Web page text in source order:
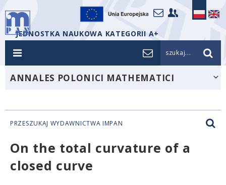
JEDNOSTKA NAUKOWA KATEGORII A+
szukaj...
ANNALES POLONICI MATHEMATICI
PRZESZUKAJ WYDAWNICTWA IMPAN
On the total curvature of a
closed curve